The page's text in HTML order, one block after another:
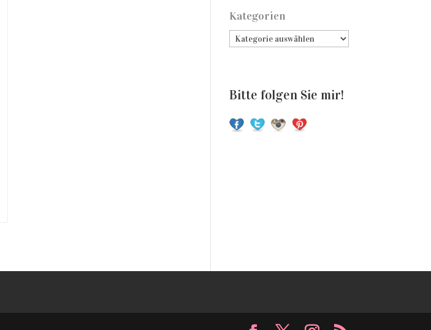
Kategorien
Bitte folgen Sie mir!